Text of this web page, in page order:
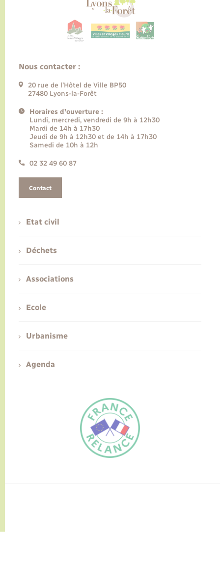
FR
Nous contacter :
20 rue de l’Hôtel de Ville BP50
27480 Lyons-la-Forêt
Horaires d'ouverture :
Lundi, mercredi, vendredi de 9h à 12h30
Mardi de 14h à 17h30
Jeudi de 9h à 12h30 et de 14h à 17h30
Samedi de 10h à 12h
02 32 49 60 87
Contact
Etat civil
Déchets
Associations
Ecole
Urbanisme
Agenda